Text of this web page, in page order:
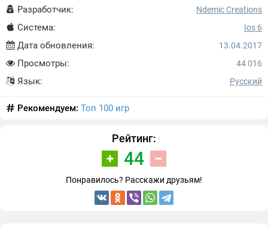
Разработчик: Ndemic Creations
Система: Ios 6
Дата обновления: 13.04.2017
Просмотры: 44 016
Язык: Русский
Рекомендуем: Топ 100 игр
Рейтинг:
44
Понравилось? Расскажи друзьям!